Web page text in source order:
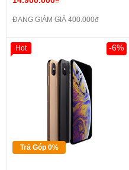
ĐANG GIẢM GIÁ 400.000đ
Trả Góp 0%
-6%
Hot